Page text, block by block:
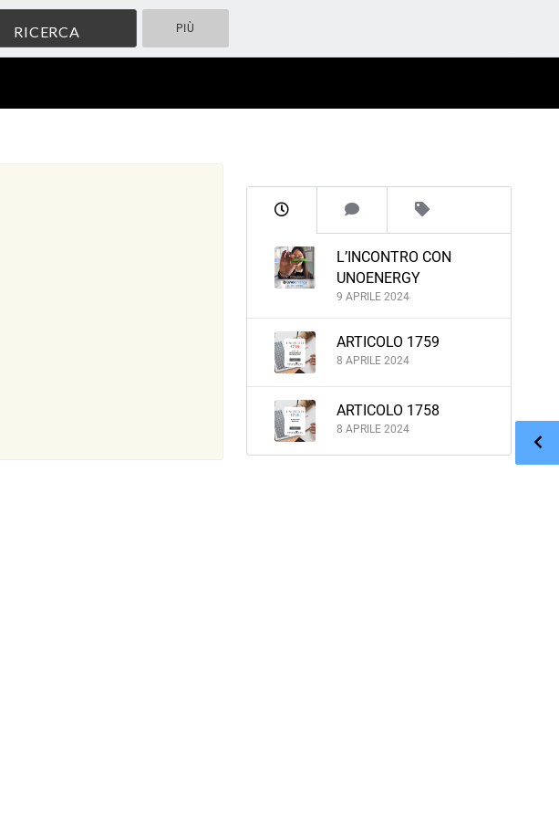
PIÙ
L’INCONTRO CON
UNOENERGY
9 APRILE 2024
ARTICOLO 1759
8 APRILE 2024
ARTICOLO 1758
8 APRILE 2024